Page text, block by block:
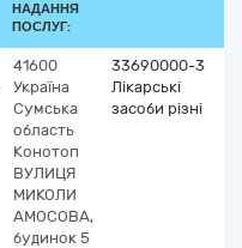
НАДАННЯ
ПОСЛУГ:
41600
Україна
Сумська
область
Конотоп
ВУЛИЦЯ
МИКОЛИ
АМОСОВА,
будинок 5
33690000-3
Лікарські
засоби різні